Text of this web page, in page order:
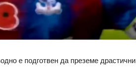
е подготвен да преземе драстични